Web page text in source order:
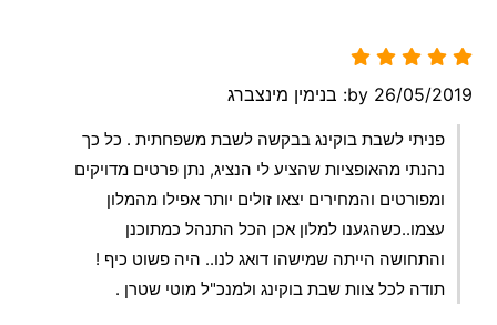
26/05/2019 by: בנימין מינצברג
פניתי לשבת בוקינג בבקשה לשבת משפחתית . כל כך
נהנתי מהאופציות שהציע לי הנציג, נתן פרטים מדויקים
ומפורטים והמחירים יצאו זולים יותר אפילו מהמלון
עצמו..כשהגענו למלון אכן הכל התנהל כמתוכנן
והתחושה הייתה שמישהו דואג לנו.. היה פשוט כיף !
תודה לכל צוות שבת בוקינג ולמנכ"ל מוטי שטרן .